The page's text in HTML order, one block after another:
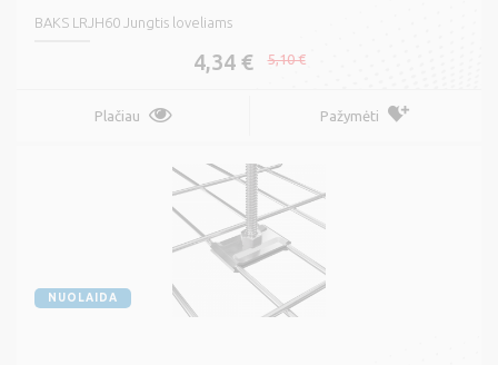
BAKS LRJH60 Jungtis loveliams
4,34 € 5,10 €
Plačiau Pažymėti
NUOLAIDA